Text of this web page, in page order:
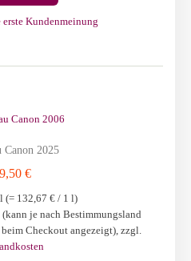
erste Kundenmeinung
Canon 2025
€
(= 132,67 €/ 1 l)
je nach Bestimmungsland
Checkout angezeigt), zzgl.